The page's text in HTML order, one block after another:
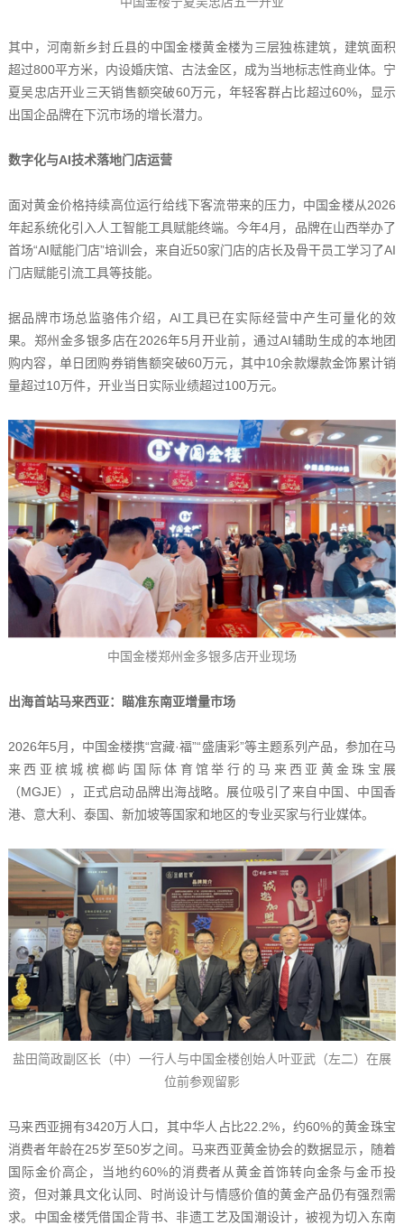
其中，河南新乡封丘县的中国金楼黄金楼为三层独栋建筑，建筑面积
超过800平方米，内设婚庆馆、古法金区，成为当地标志性商业体。宁
夏吴忠店开业三天销售额突破60万元，年轻客群占比超过60%，显示
出国企品牌在下沉市场的增长潜力。
数字化与AI技术落地门店运营
面对黄金价格持续高位运行给线下客流带来的压力，中国金楼从2026
年起系统化引入人工智能工具赋能终端。今年4月，品牌在山西举办了
首场“AI赋能门店”培训会，来自近50家门店的店长及骨干员工学习了AI
门店赋能引流工具等技能。
据品牌市场总监骆伟介绍，AI工具已在实际经营中产生可量化的效
果。郑州金多银多店在2026年5月开业前，通过AI辅助生成的本地团
购内容，单日团购券销售额突破60万元，其中10余款爆款金饰累计销
量超过10万件，开业当日实际业绩超过100万元。
中国金楼郑州金多银多店开业现场
出海首站马来西亚：瞄准东南亚增量市场
2026年5月，中国金楼携“宫藏·福”“盛唐彩”等主题系列产品，参加在马
来西亚槟城槟榔屿国际体育馆举行的马来西亚黄金珠宝展
（MGJE），正式启动品牌出海战略。展位吸引了来自中国、中国香
港、意大利、泰国、新加坡等国家和地区的专业买家与行业媒体。
盐田简政副区长（中）一行人与中国金楼创始人叶亚武（左二）在展
位前参观留影
马来西亚拥有3420万人口，其中华人占比22.2%，约60%的黄金珠宝
消费者年龄在25岁至50岁之间。马来西亚黄金协会的数据显示，随着
国际金价高企，当地约60%的消费者从黄金首饰转向金条与金币投
资，但对兼具文化认同、时尚设计与情感价值的黄金产品仍有强烈需
求。中国金楼凭借国企背书、非遗工艺及国潮设计，被视为切入东南